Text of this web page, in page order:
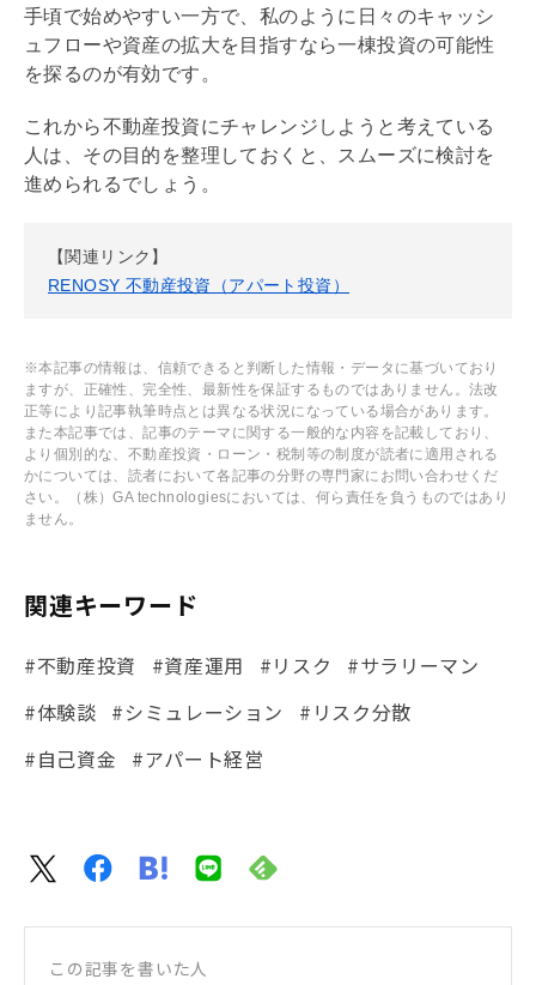
手頃で始めやすい一方で、私のように日々のキャッシ
ュフローや資産の拡大を目指すなら一棟投資の可能性
を探るのが有効です。
これから不動産投資にチャレンジしようと考えている
人は、その目的を整理しておくと、スムーズに検討を
進められるでしょう。
【関連リンク】
RENOSY 不動産投資（アパート投資）
※本記事の情報は、信頼できると判断した情報・データに基づいており
ますが、正確性、完全性、最新性を保証するものではありません。法改
正等により記事執筆時点とは異なる状況になっている場合があります。
また本記事では、記事のテーマに関する一般的な内容を記載しており、
より個別的な、不動産投資・ローン・税制等の制度が読者に適用される
かについては、読者において各記事の分野の専門家にお問い合わせくだ
さい。（株）GA technologiesにおいては、何ら責任を負うものではあり
ません。
関連キーワード
#不動産投資 #資産運用 #リスク
#サラリーマン
#体験談 #シミュレーション
#リスク分散
#自己資金
#アパート経営
この記事を書いた人